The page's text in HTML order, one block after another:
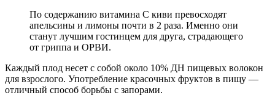
По содержанию витамина С киви превосходят
апельсины и лимоны почти в 2 раза. Именно они
станут лучшим гостинцем для друга, страдающего
от гриппа и ОРВИ.
Каждый плод несет с собой около 10% ДН пищевых волокон
для взрослого. Употребление красочных фруктов в пищу —
отличный способ борьбы с запорами.